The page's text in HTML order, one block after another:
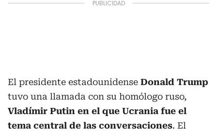
El presidente estadounidense Donald Trump
tuvo una llamada con su homólogo ruso,
Vladímir Putin en el que Ucrania fue el
tema central de las conversaciones. El